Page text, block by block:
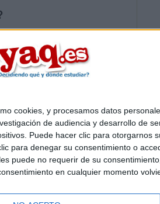
cookies, y procesamos datos
de audiencia y desarrollo de
Puede hacer clic para
para denegar su consentimiento o
puede no requerir de su
en cualquier momento
|Contactar|Anúnciate
|Condiciones generales|Política de
de León 47 - 28006 Madrid